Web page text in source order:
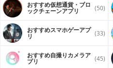
おすすめ仮想通貨・ブロ
ックチェーンアプリ (50)
おすすめスマホゲーアプ
リ (33)
おすすめ自撮りカメラア
プリ (45)